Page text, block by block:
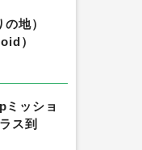
地）
）
ミッショ
ス到